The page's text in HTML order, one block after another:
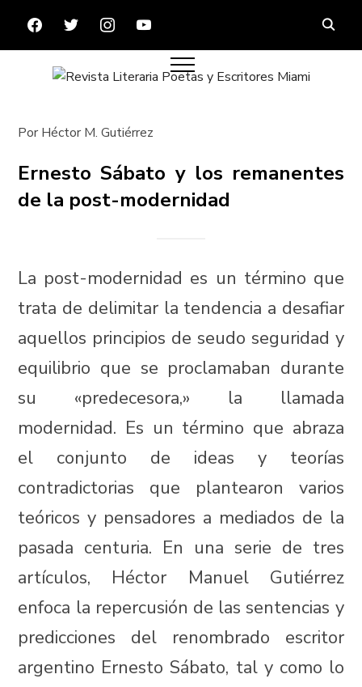
FACEBOOKTWITTERINSTAGRAMYOUTUBE
Por Héctor M. Gutiérrez
Ernesto Sábato y los remanentes
de la post-modernidad
La post-modernidad es un término que
trata de delimitar la tendencia a desafiar
aquellos principios de seudo seguridad y
equilibrio que se proclamaban durante
su «predecesora,» la llamada
modernidad. Es un término que abraza
el conjunto de ideas y teorías
contradictorias que plantearon varios
teóricos y pensadores a mediados de la
pasada centuria. En una serie de tres
artículos, Héctor Manuel Gutiérrez
enfoca la repercusión de las sentencias y
predicciones del renombrado escritor
argentino Ernesto Sábato, tal y como lo